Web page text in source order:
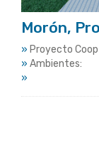
Morón,
» Proyecto
» Ambientes:
»